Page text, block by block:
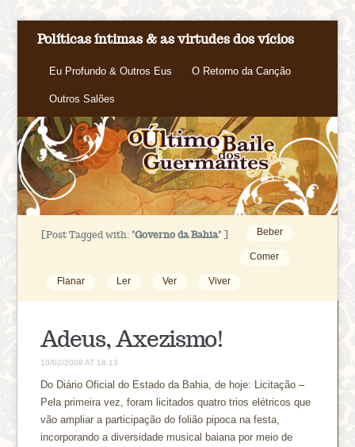
Políticas íntimas & as virtudes dos vícios
Eu Profundo & Outros Eus O Retorno da Canção
Outros Salões
[Post Tagged with: "Governo da Bahia" ] Beber
Comer
Flanar Ler Ver Viver
Adeus, Axezismo!
10/02/2009 AT 18:13
Do Diário Oficial do Estado da Bahia, de hoje: Licitação –
Pela primeira vez, foram licitados quatro trios elétricos que
vão ampliar a participação do folião pipoca na festa,
incorporando a diversidade musical baiana por meio de